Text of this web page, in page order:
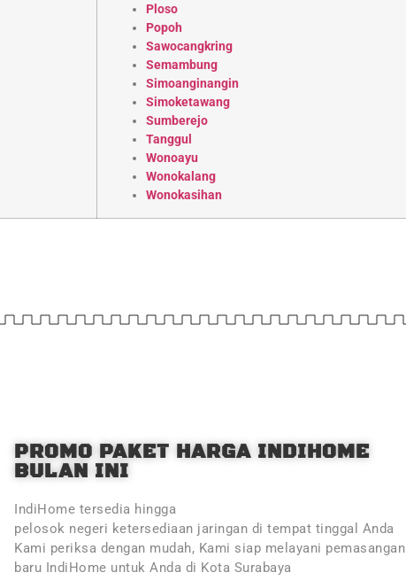
Ploso
Popoh
Sawocangkring
Semambung
Simoanginangin
Simoketawang
Sumberejo
Tanggul
Wonoayu
Wonokalang
Wonokasihan
PROMO PAKET HARGA INDIHOME
BULAN INI
IndiHome tersedia hingga
pelosok negeri ketersediaan jaringan di tempat tinggal Anda
Kami periksa dengan mudah, Kami siap melayani pemasangan
baru IndiHome untuk Anda di Kota Surabaya